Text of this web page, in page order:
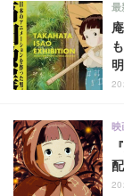
最
映